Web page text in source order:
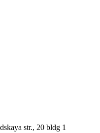
str., 20 bldg 1